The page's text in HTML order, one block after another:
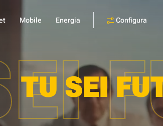
Mobile Energia Configura
TU SEI